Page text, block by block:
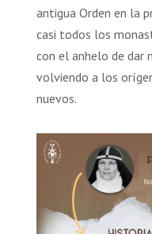
antigua Orden en la
casi todos los
con el anhelo de dar
volviendo a los
nuevos.